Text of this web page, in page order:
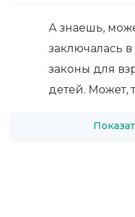
А знаешь,
заключалась
законы для
детей. Может,